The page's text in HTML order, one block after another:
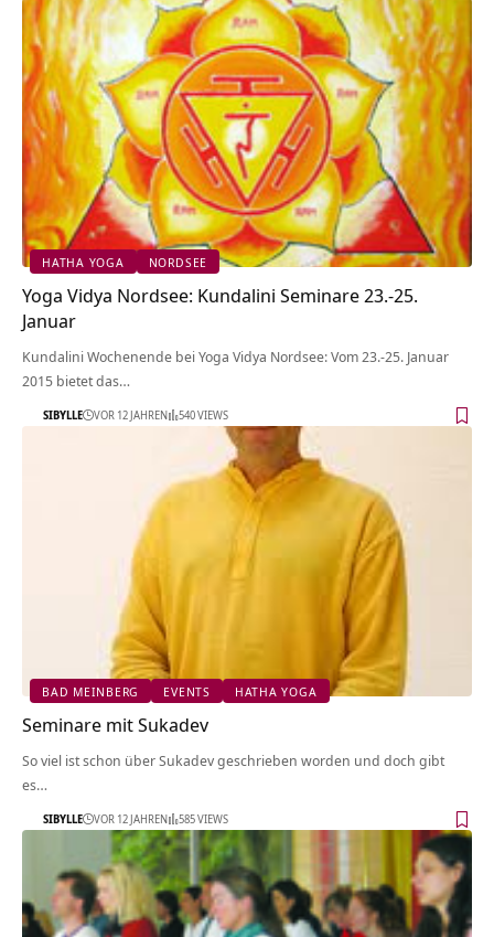
HATHA YOGA NORDSEE
Yoga Vidya Nordsee: Kundalini Seminare 23.-25.
Januar
Kundalini Wochenende bei Yoga Vidya Nordsee: Vom 23.-25. Januar
2015 bietet das…
SIBYLLE VOR 12 JAHREN 540 VIEWS
BAD MEINBERG EVENTS HATHA YOGA
Seminare mit Sukadev
So viel ist schon über Sukadev geschrieben worden und doch gibt
es…
SIBYLLE VOR 12 JAHREN 585 VIEWS